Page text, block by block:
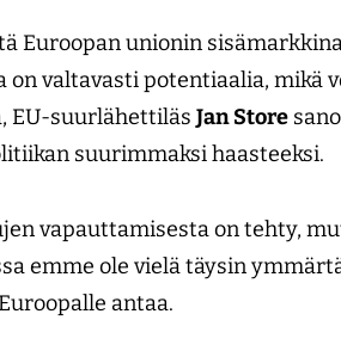
Euroopan unionin
on valtavasti potentiaalia, mikä
EU-suurlähettiläs Jan Store
suurimmaksi haasteeksi.
vapauttamisesta on tehty,
emme ole vielä täysin
antaa.